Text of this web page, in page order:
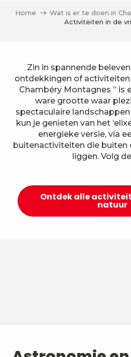
Home
Wat is er te doen in
Activiteiten in de
Zin in spannende
ontdekkingen of activiteiten
Chambéry Montagnes ” is
ware grootte waar
spectaculaire
kun je genieten van het
energieke versie, via
buitenactiviteiten die buiten
liggen. Volg
Ontdek alle
natuur
2 Zomerbiatlon